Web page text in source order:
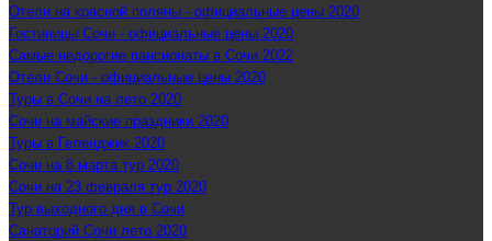
Отели на красной поляны - официальные цены 2020
Гостиницы Сочи - официальные цены 2020
Самые недорогие пансионаты в Сочи 2022
Отели Сочи - официальные цены 2020
Туры в Сочи на лето 2020
Сочи на майские праздники 2020
Туры в Геленджик 2020
Сочи на 8 марта тур 2020
Сочи на 23 февраля тур 2020
Тур выходного дня в Сочи
Санаторий Сочи лето 2020